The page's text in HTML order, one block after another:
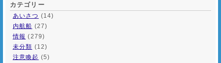
カテゴリー
あいさつ (14)
内航船 (27)
情報 (279)
未分類 (12)
注意喚起 (5)